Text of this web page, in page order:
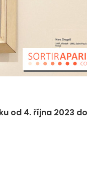
od 4. října 2023